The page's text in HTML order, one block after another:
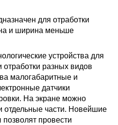
для отработки
и ширина меньше
устройства для
отработки разных видов
малогабаритные и
датчики
На экране можно
отдельные части. Новейшие
провести